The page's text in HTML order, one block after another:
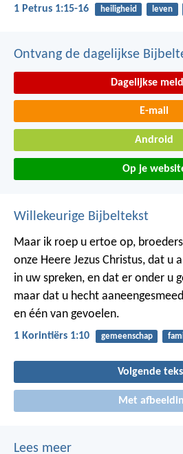
1 Petrus 1:15-16 heiligheid leven
Ontvang de dagelijkse
Dagelijkse
E-mail
Android
Op je
Willekeurige Bijbeltekst
Maar ik roep u ertoe op,
onze Heere Jezus Christus, dat u
in uw spreken, en dat er onder u
maar dat u hecht
en één van gevoelen.
1 Korintiërs 1:10 gemeenschap
Volgende
Met
Lees meer